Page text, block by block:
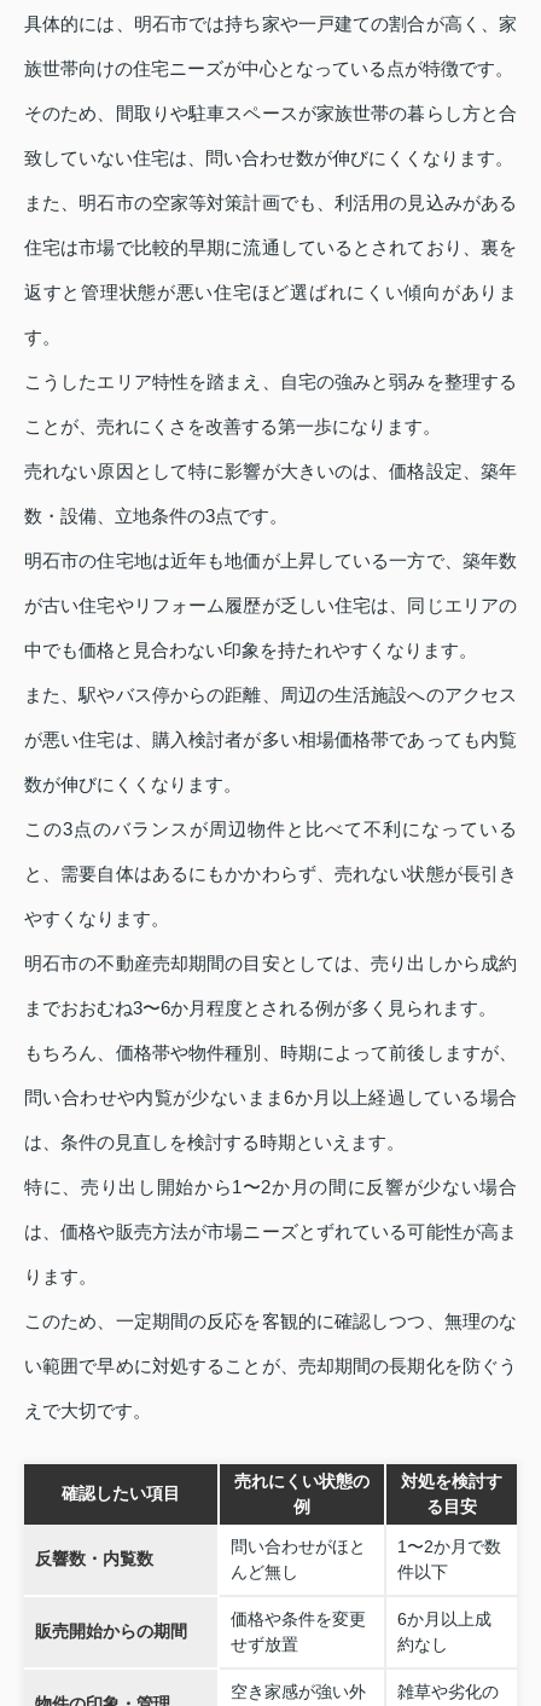
具体的には、明石市では持ち家や一戸建ての割合が高く、家
族世帯向けの住宅ニーズが中心となっている点が特徴です。
そのため、間取りや駐車スペースが家族世帯の暮らし方と合
致していない住宅は、問い合わせ数が伸びにくくなります。
また、明石市の空家等対策計画でも、利活用の見込みがある
住宅は市場で比較的早期に流通しているとされており、裏を
返すと管理状態が悪い住宅ほど選ばれにくい傾向がありま
す。
こうしたエリア特性を踏まえ、自宅の強みと弱みを整理する
ことが、売れにくさを改善する第一歩になります。
売れない原因として特に影響が大きいのは、価格設定、築年
数・設備、立地条件の3点です。
明石市の住宅地は近年も地価が上昇している一方で、築年数
が古い住宅やリフォーム履歴が乏しい住宅は、同じエリアの
中でも価格と見合わない印象を持たれやすくなります。
また、駅やバス停からの距離、周辺の生活施設へのアクセス
が悪い住宅は、購入検討者が多い相場価格帯であっても内覧
数が伸びにくくなります。
この3点のバランスが周辺物件と比べて不利になっている
と、需要自体はあるにもかかわらず、売れない状態が長引き
やすくなります。
明石市の不動産売却期間の目安としては、売り出しから成約
までおおむね3〜6か月程度とされる例が多く見られます。
もちろん、価格帯や物件種別、時期によって前後しますが、
問い合わせや内覧が少ないまま6か月以上経過している場合
は、条件の見直しを検討する時期といえます。
特に、売り出し開始から1〜2か月の間に反響が少ない場合
は、価格や販売方法が市場ニーズとずれている可能性が高ま
ります。
このため、一定期間の反応を客観的に確認しつつ、無理のな
い範囲で早めに対処することが、売却期間の長期化を防ぐう
えで大切です。
確認したい項目
売れにくい状態の
例
対処を検討す
る目安
反響数・内覧数
問い合わせがほと
んど無し
1〜2か月で数
件以下
販売開始からの期間
価格や条件を変更
せず放置
6か月以上成
約なし
空き家感が強い外 雑草や劣化の